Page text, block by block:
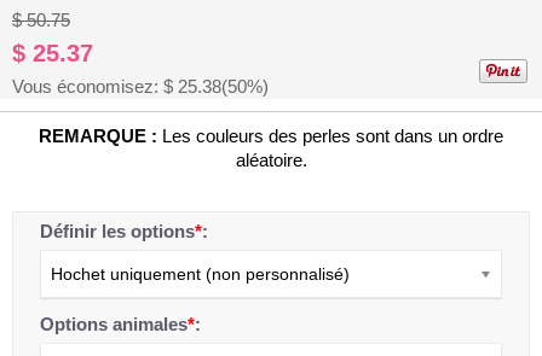
$ 50.75
$ 25.37
Vous économisez: $ 25.38(50%)
REMARQUE : Les couleurs des perles sont dans un ordre
aléatoire.
Définir les options*:
Hochet uniquement (non personnalisé)
Options animales*: